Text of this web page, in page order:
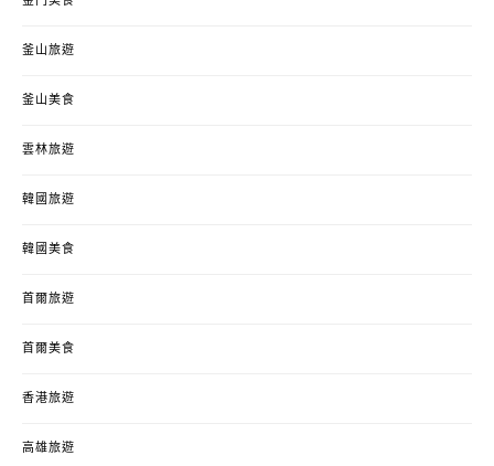
釜山旅遊
釜山美食
雲林旅遊
韓國旅遊
韓國美食
首爾旅遊
首爾美食
香港旅遊
高雄旅遊